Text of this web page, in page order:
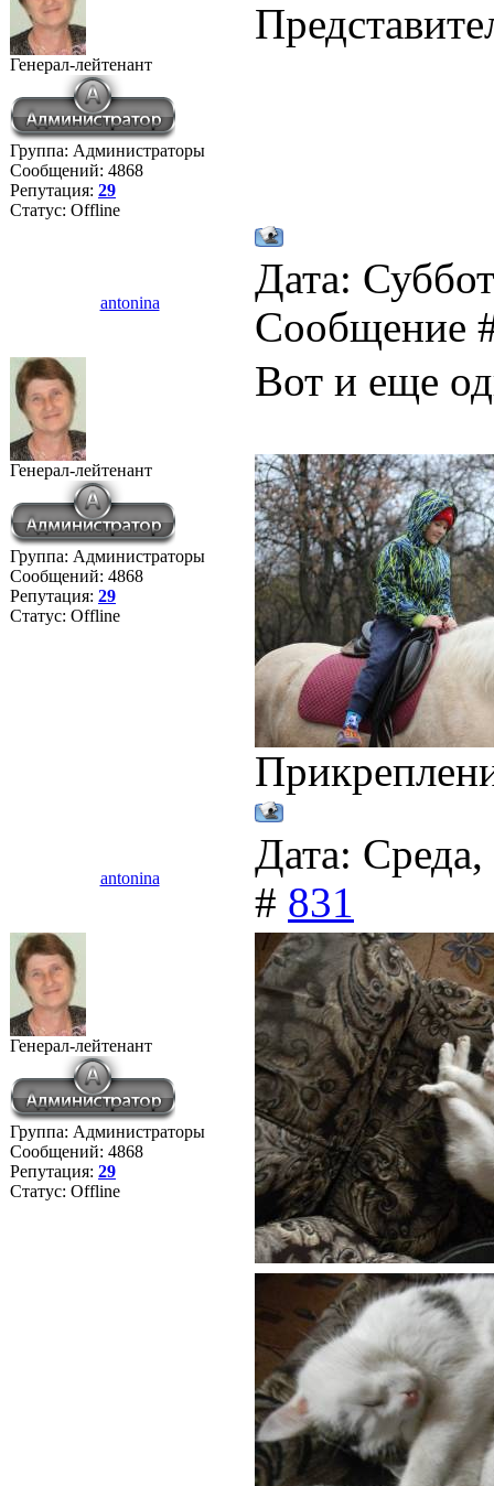
Генерал-лейтенант
Группа: Администраторы
Сообщений: 4868
Репутация: 29
Статус: Offline
antonina
Дата:
Сообщение
Генерал-лейтенант
Группа: Администраторы
Сообщений: 4868
Репутация: 29
Статус: Offline
Вот и еще
antonina
Дата:
# 831
Генерал-лейтенант
Группа: Администраторы
Сообщений: 4868
Репутация: 29
Статус: Offline